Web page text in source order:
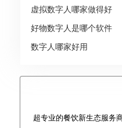
虚拟数字人哪家做得好
好物数字人是哪个软件
数字人哪家好用
超专业的餐饮新生态服务